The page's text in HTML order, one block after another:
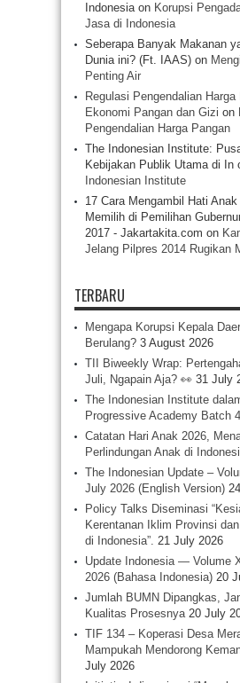
Indonesiaon Korupsi
Jasa di Indonesia
Seberapa Banyak Makanan
Dunia ini? (Ft. IAAS) on
Penting Air
Regulasi Pengendalian Harga
Ekonomi Pangan dan Gizi on
Pengendalian Harga Pangan
The Indonesian Institute:
Kebijakan Publik Utama di In
Indonesian Institute
17 Cara Mengambil Hati
Memilih di Pemilihan
2017 - Jakartakita.com on
Jelang Pilpres 2014 Rugikan
TERBARU
Mengapa Korupsi Kepala
Berulang? 3 August 2026
TII Biweekly Wrap:
Juli, Ngapain Aja? 👀 31 July
The Indonesian Institute
Progressive Academy Batch 4
Catatan Hari Anak 2026,
Perlindungan Anak di
The Indonesian Update –
July 2026 (English Version)
Policy Talks Diseminasi
Kerentanan Iklim Provinsi
di Indonesia”. 21 July 2026
Update Indonesia — Volume
2026 (Bahasa Indonesia) 20
Jumlah BUMN Dipangkas,
Kualitas Prosesnya 20 July
TIF 134 – Koperasi Desa
Mampukah Mendorong
July 2026